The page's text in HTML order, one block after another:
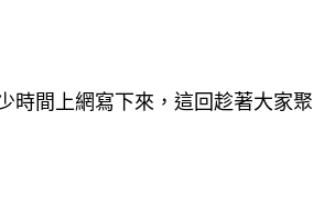
時間上網寫下來，這回趁著大家聚